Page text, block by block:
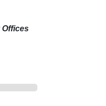
Offices